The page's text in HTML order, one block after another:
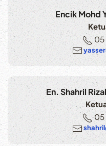
Encik Mohd
05
En. Shahril
05